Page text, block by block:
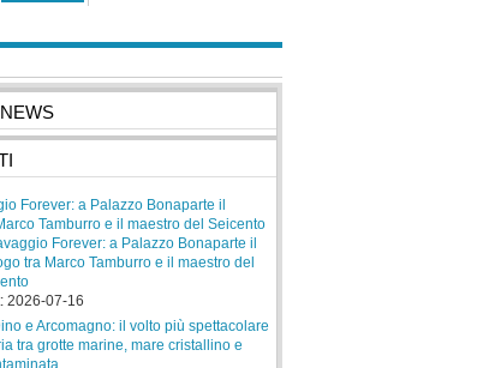
Forever: a Palazzo Bonaparte il
tra Marco Tamburro e il maestro del
2026-07-16